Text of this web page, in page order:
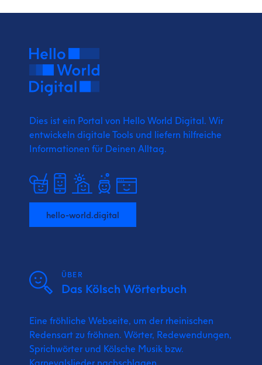
Dies ist ein Portal von Hello World Digital. Wir
entwickeln digitale Tools und liefern hilfreiche
Informationen für Deinen Alltag.
hello-world.digital
ÜBER
Das Kölsch Wörterbuch
Eine fröhliche Webseite, um der rheinischen
Redensart zu fröhnen. Wörter, Redewendungen,
Sprichwörter und Kölsche Musik bzw.
Karnevalslieder nachschlagen.